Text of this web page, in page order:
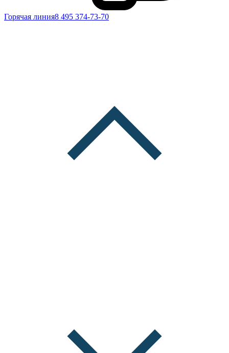
Горячая линия8 495 374-73-70